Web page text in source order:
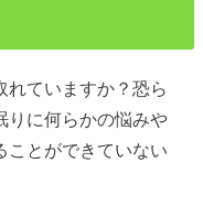
れていますか？恐ら
りに何らかの悩みや
ことができていない